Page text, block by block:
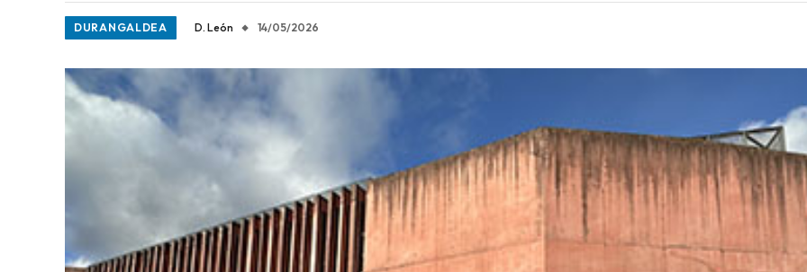
DURANGALDEA D. León 14/05/2026